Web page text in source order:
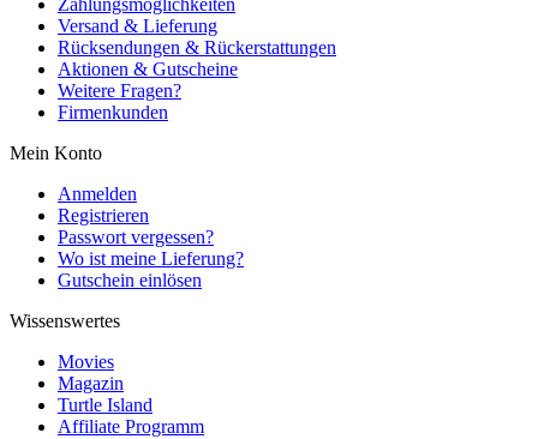
Zahlungsmöglichkeiten
Versand & Lieferung
Rücksendungen & Rückerstattungen
Aktionen & Gutscheine
Weitere Fragen?
Firmenkunden
Mein Konto
Anmelden
Registrieren
Passwort vergessen?
Wo ist meine Lieferung?
Gutschein einlösen
Wissenswertes
Movies
Magazin
Turtle Island
Affiliate Programm